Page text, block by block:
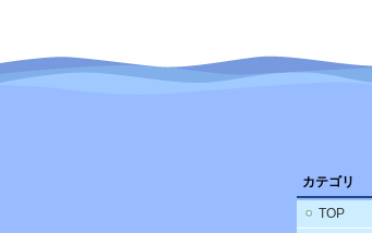
カテゴリ
TOP